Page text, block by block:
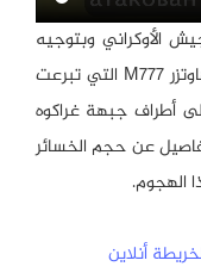
قوات اللواء 40 في الجيش الأوكراني وبتوجيه
من المسيرات ومن خلال استخدام مدافع هاوتزر M777 التي تبرعت
أطراف جبهة غراكوه
عن حجم الخسائر
الهجوم.
أنلاين